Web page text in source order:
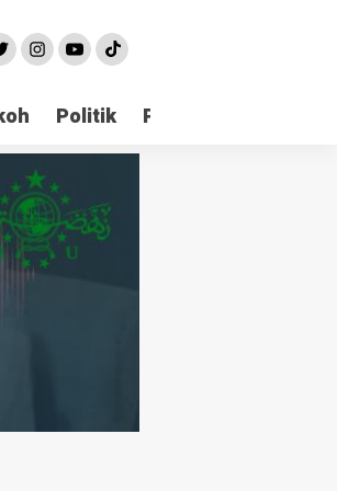
Politik Pondok Pesantren